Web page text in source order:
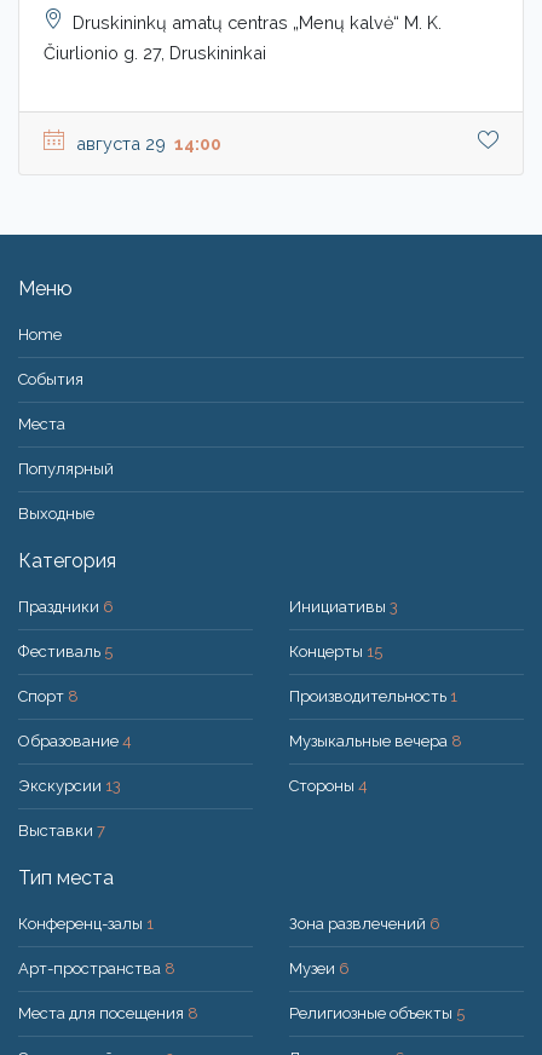
Druskininkų amatų centras „Menų kalvė“ M. K.
Čiurlionio g. 27, Druskininkai
августа 29 14:00
Меню
Home
События
Места
Популярный
Bыходные
Категория
Праздники 6
Фестиваль 5
Спорт 8
Образование 4
Экскурсии 13
Выставки 7
Инициативы 3
Концерты 15
Производительность 1
Музыкальные вечера 8
Стороны 4
Тип места
Конференц-залы 1
Арт-пространства 8
Места для посещения 8
Зона развлечений 6
Музеи 6
Религиозные объекты 5